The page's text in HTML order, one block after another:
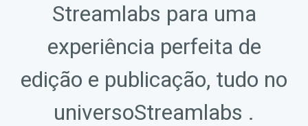
Streamlabs para uma
experiência perfeita de
edição e publicação, tudo no
universoStreamlabs .